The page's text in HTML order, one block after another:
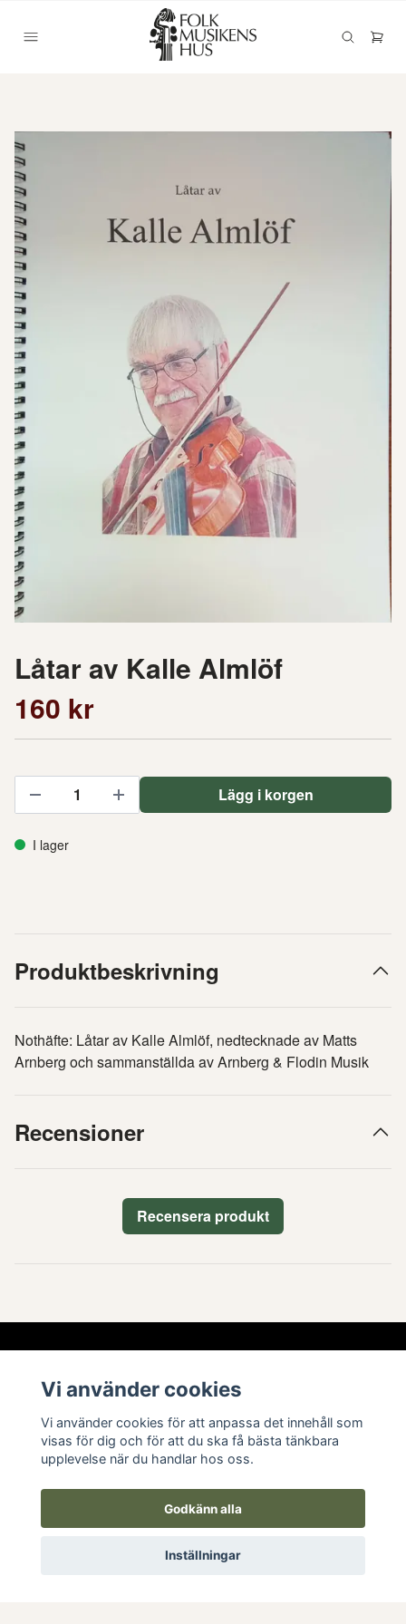
Låtar av Kalle Almlöf
160 kr
Lägg i korgen
I lager
Produktbeskrivning
Nothäfte: Låtar av Kalle Almlöf, nedtecknade av Matts
Arnberg och sammanställda av Arnberg & Flodin Musik
Recensioner
Recensera produkt
Läs mer
Kontakt
Vi använder cookies
Vi använder cookies för att anpassa det innehåll som
visas för dig och för att du ska få bästa tänkbara
upplevelse när du handlar hos oss.
Godkänn alla
Inställningar